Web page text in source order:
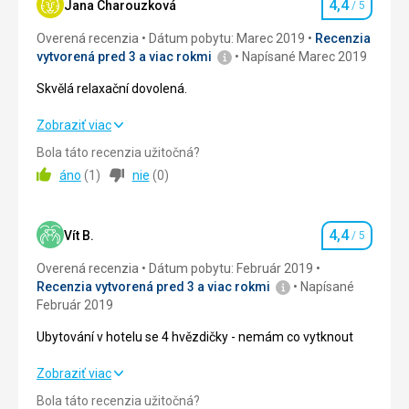
Google Translate
Okolie 5,0/ 5
Služby 5,0 / 5
Cena
Strava
Pestrá formou bufetovych stolov
Služby
Dobré
Jana Charouzková Hodnotenie
4,4/ 5
Overená recenzia Dátum pobytu: Marec 2019
Recenzia
vytvorená pred 3 a viac rokmi
Napísané Marec 2019
Skvělá relaxační dovolená.
Skvělá relaxační dovolená.
Strava
Okolie 4,0/ 5
Služby
Cena
Výborná strava formou bufetu.
Zobraziť viac
Bola táto recenzia užitočná?
áno (1 ) nie (0)
Vít B. Hodnotenie
4,4/ 5
Overená recenzia
Dátum pobytu: Február 2019
Recenzia vytvorená pred 3 a viac rokmi
Napísané
Február 2019
Ubytování v hotelu se 4 hvězdičky - nemám co vytknout
Ubytování v hotelu se 4 hvězdičky - nemám co vytknout
Zobraziť viac
Bola táto recenzia užitočná?